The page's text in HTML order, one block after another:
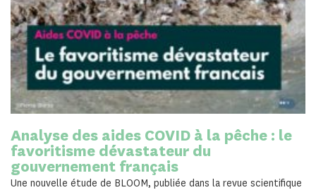
Analyse des aides COVID à la pêche : le
favoritisme dévastateur du
gouvernement français
Une nouvelle étude de BLOOM, publiée dans la revue scientifique